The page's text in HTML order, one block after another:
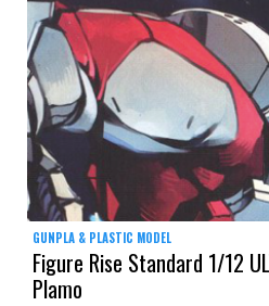
GUNPLA & PLASTIC MODEL
Figure Rise Standard 1/12
Plamo